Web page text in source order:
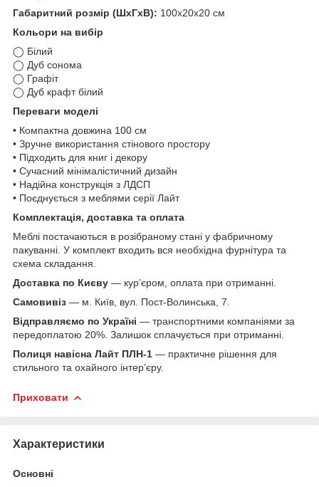
Габаритний розмір (ШхГхВ): 100х20х20 см
Кольори на вибір
◯ Білий
◯ Дуб сонома
◯ Графіт
◯ Дуб крафт білий
Переваги моделі
• Компактна довжина 100 см
• Зручне використання стінового простору
• Підходить для книг і декору
• Сучасний мінімалістичний дизайн
• Надійна конструкція з ЛДСП
• Поєднується з меблями серії Лайт
Комплектація, доставка та оплата
Меблі постачаються в розібраному стані у фабричному
пакуванні. У комплект входить вся необхідна фурнітура та
схема складання.
Доставка по Києву — кур’єром, оплата при отриманні.
Самовивіз — м. Київ, вул. Пост-Волинська, 7.
Відправляємо по Україні — транспортними компаніями за
передоплатою 20%. Залишок сплачується при отриманні.
Полиця навісна Лайт ПЛН-1 — практичне рішення для
стильного та охайного інтер’єру.
Приховати
Характеристики
Основні